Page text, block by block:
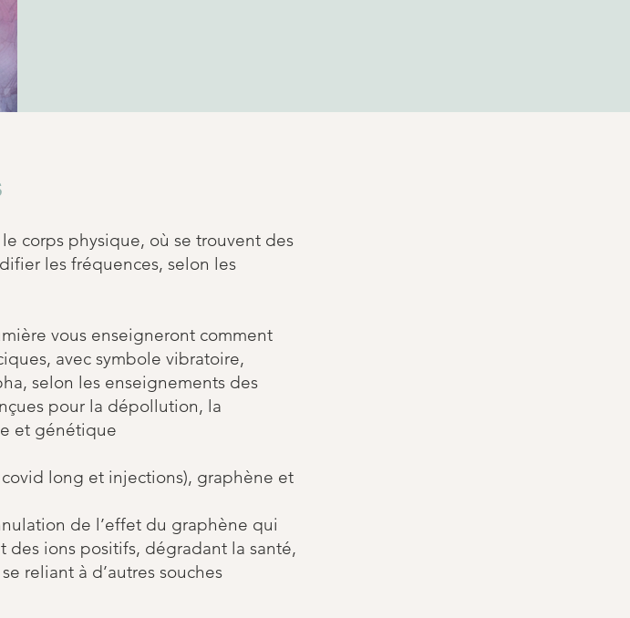
corps physique, où se trouvent des
les fréquences, selon les
vous enseigneront comment
avec symbole vibratoire,
selon les enseignements des
pour la dépollution, la
et génétique
long et injections), graphène et
de l’effet du graphène qui
ions positifs, dégradant la santé,
reliant à d’autres souches